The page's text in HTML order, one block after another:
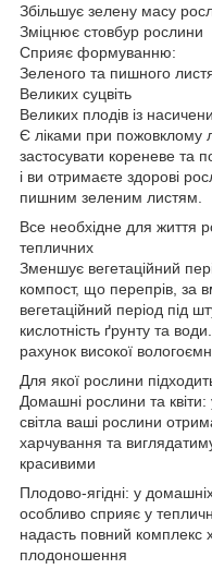
Збільшує зелену масу
Зміцнює стовбур рослини
Сприяє формуванню:
Зеленого та пишного
Великих суцвіть
Великих плодів із
Є ліками при пожовклому
застосувати кореневе та
і ви отримаєте здорові
пишним зеленим листям.
Все необхідне для життя
тепличних
Зменшує вегетаційний
компост, що перепрів, за
вегетаційний період під
кислотність ґрунту та
рахунок високої
Для якої рослини
Домашні рослини та
світла ваші рослини
харчування та
красивими
Плодово-ягідні: у
особливо сприяє у
надасть повний комплекс
плодоношення